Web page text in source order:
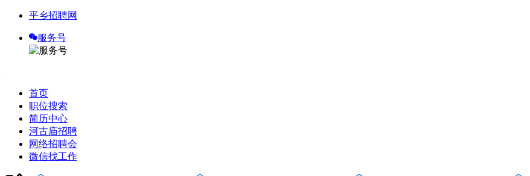
平乡招聘网
服务号
首页
职位搜索
简历中心
河古庙招聘
网络招聘会
微信找工作